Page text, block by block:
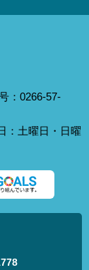
：0266-57-
：土曜日・日曜